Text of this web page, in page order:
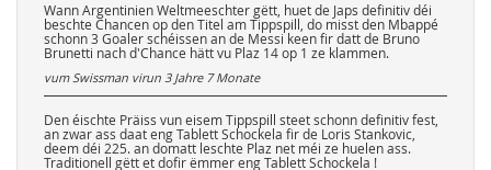
Wann Argentinien Weltmeeschter gëtt, huet de Japs definitiv déi
beschte Chancen op den Titel am Tippspill, do misst den Mbappé
schonn 3 Goaler schéissen an de Messi keen fir datt de Bruno
Brunetti nach d'Chance hätt vu Plaz 14 op 1 ze klammen.
vum Swissman virun 3 Jahre 7 Monate
Den éischte Präiss vun eisem Tippspill steet schonn definitiv fest,
an zwar ass daat eng Tablett Schockela fir de Loris Stankovic,
deem déi 225. an domatt leschte Plaz net méi ze huelen ass.
Traditionell gëtt et dofir ëmmer eng Tablett Schockela !